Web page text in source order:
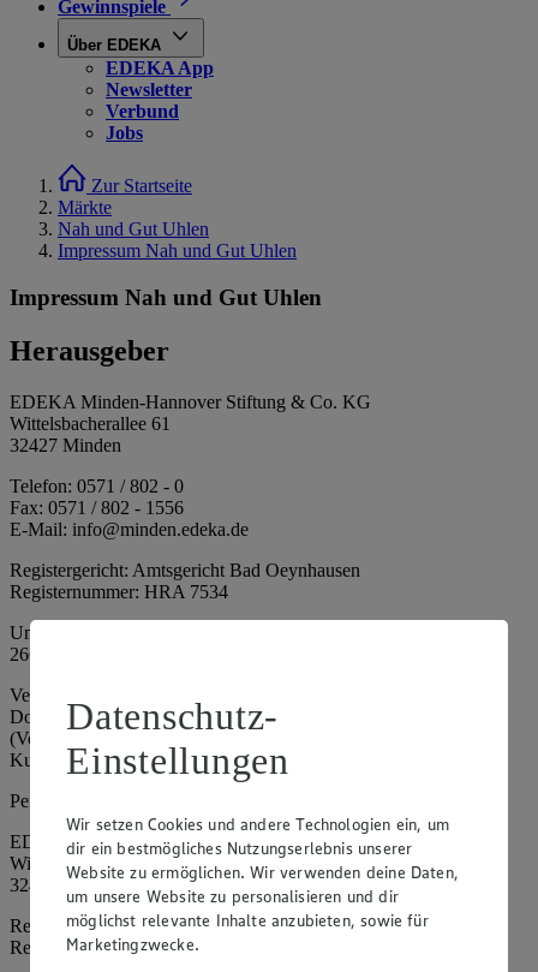
Gewinnspiele
Über EDEKA
EDEKA App
Newsletter
Verbund
Jobs
Zur Startseite
Märkte
Nah und Gut Uhlen
Impressum Nah und Gut Uhlen
Impressum Nah und Gut Uhlen
Herausgeber
EDEKA Minden-Hannover Stiftung & Co. KG
Wittelsbacherallee 61
32427 Minden
Telefon: 0571 / 802 - 0
Fax: 0571 / 802 - 1556
E-Mail: info@minden.edeka.de
Registergericht: Amtsgericht Bad Oeynhausen
Registernummer: HRA 7534
Umsatzsteuer-Identifikationsnummer gem. § 27a UStG: DE
266067317
Vertretungsberechtigte: Mark Rosenkranz (Sprecher), Eileen
Dominique Klingsiek (Vorstandsmitglied), Ulf-U. Plath
(Vorstandsmitglied), Stephan Wohler (Vorstandsmitglied), Marc
Kuhlmann (Aufsichtsratsvorsitzender)
Persönlich haftende Gesellschafterin:
EDEKA Minden-Hannover Holding GmbH
Wittelsbacherallee 61
32427 Minden
Registergericht: Amtsgericht Bad Oeynhausen
Registernummer: HRB 4086
Datenschutz-
Einstellungen
Wir setzen Cookies und andere Technologien ein, um
dir ein bestmögliches Nutzungserlebnis unserer
Website zu ermöglichen. Wir verwenden deine Daten,
um unsere Website zu personalisieren und dir
möglichst relevante Inhalte anzubieten, sowie für
Marketingzwecke.